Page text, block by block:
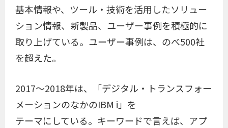
基本情報や、ツール・技術を活用したソリュー
ション情報、新製品、ユーザー事例を積極的に
取り上げている。ユーザー事例は、のべ500社
を超えた。
2017〜2018年は、「デジタル・トランスフォー
メーションのなかのIBM i」を
テーマにしている。キーワードで言えば、アプ